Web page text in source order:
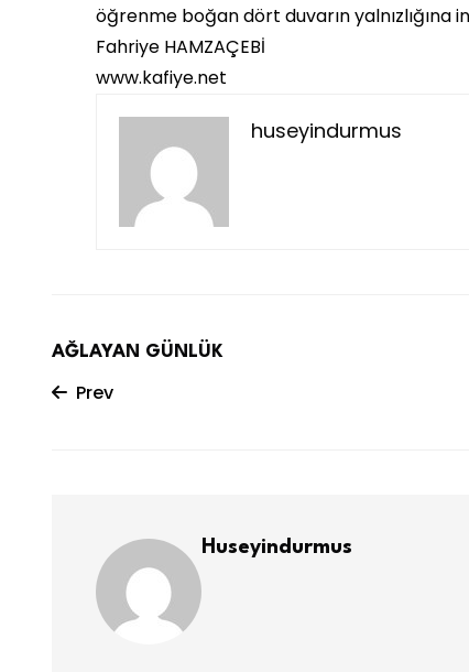
öğrenme boğan dört duvarın yalnızlığına
Fahriye HAMZAÇEBİ
www.kafiye.net
huseyindurmus
AĞLAYAN GÜNLÜK
Prev
Huseyindurmus